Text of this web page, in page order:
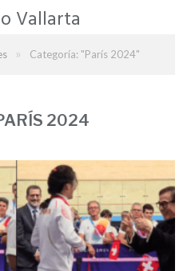
Vallarta
» Categoría: "París 2024"
2024